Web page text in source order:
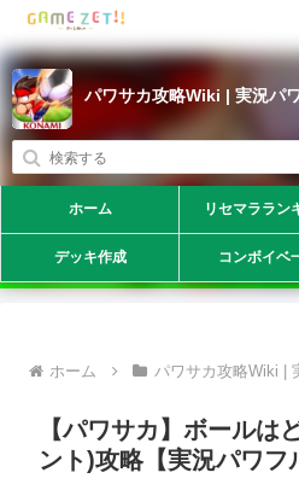
パワサカ攻略Wiki | 実況パ
ホーム リセマララン
デッキ作成 コンボイベ
ホーム パワサカ攻略Wiki |
【パワサカ】ボールは
ント)攻略【実況パワフ